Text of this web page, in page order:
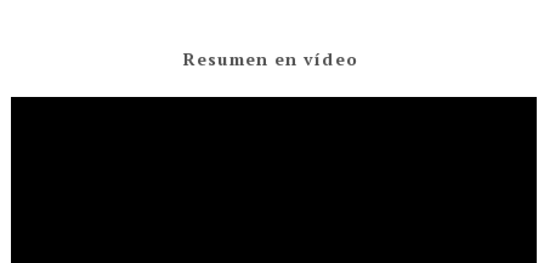
Resumen en vídeo